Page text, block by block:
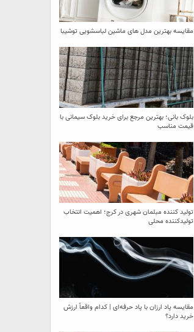
مقایسه بهترین مدل ‌های ماشین لباسشویی توشیبا
بلوک بانی؛ بهترین مرجع برای خرید بلوک سیمانی با
قیمت مناسب
تولید کننده مبلمان شهری در کرج؛ اهمیت انتخاب
تولیدکننده محلی
مقایسه پاد ارزان با پاد حرفه‌ای | کدام واقعاً ارزش
خرید دارد؟